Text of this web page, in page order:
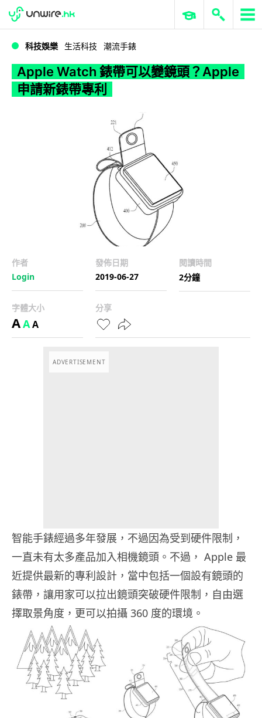
WWDC 2026 ERP 與商業 AI
科技娛樂 生活科技 潮流手錶
Apple Watch 錶帶可以變鏡頭？Apple
申請新錶帶專利
作者
Login
發佈日期
2019-06-27
閱讀時間
2分鐘
字體大小
AAA
分享
ADVERTISEMENT
智能手錶經過多年發展，不過因為受到硬件限制，
一直未有太多產品加入相機鏡頭。不過， Apple 最
近提供最新的專利設計，當中包括一個設有鏡頭的
錶帶，讓用家可以拉出鏡頭突破硬件限制，自由選
擇取景角度，更可以拍攝 360 度的環境。